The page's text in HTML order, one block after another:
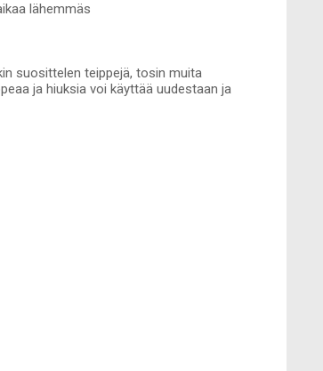
lähemmäs
suosittelen teippejä, tosin muita
ja hiuksia voi käyttää uudestaan ja